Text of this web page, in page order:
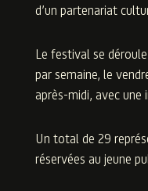
d’un partenariat
Le festival se
par semaine, le
après-midi, avec une
Un total de 29
réservées au jeune